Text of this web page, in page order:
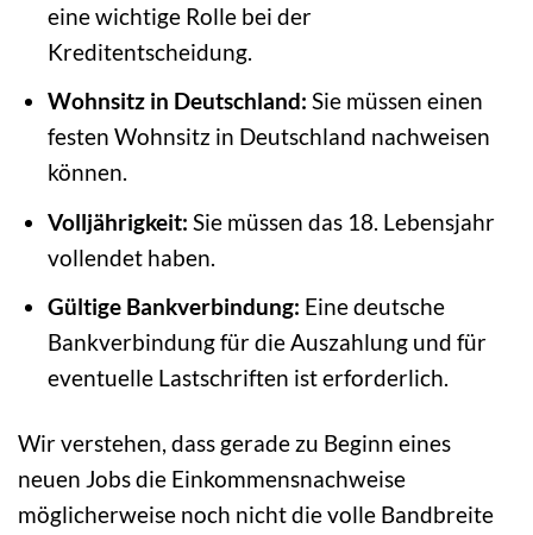
eine wichtige Rolle bei der
Kreditentscheidung.
Wohnsitz in Deutschland: Sie müssen einen
festen Wohnsitz in Deutschland nachweisen
können.
Volljährigkeit: Sie müssen das 18. Lebensjahr
vollendet haben.
Gültige Bankverbindung: Eine deutsche
Bankverbindung für die Auszahlung und für
eventuelle Lastschriften ist erforderlich.
Wir verstehen, dass gerade zu Beginn eines
neuen Jobs die Einkommensnachweise
möglicherweise noch nicht die volle Bandbreite